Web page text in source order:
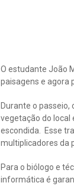
O estudante João
paisagens e agora
Durante o
vegetação do local
escondida. Esse
multiplicadores da
Para o biólogo e
informática é